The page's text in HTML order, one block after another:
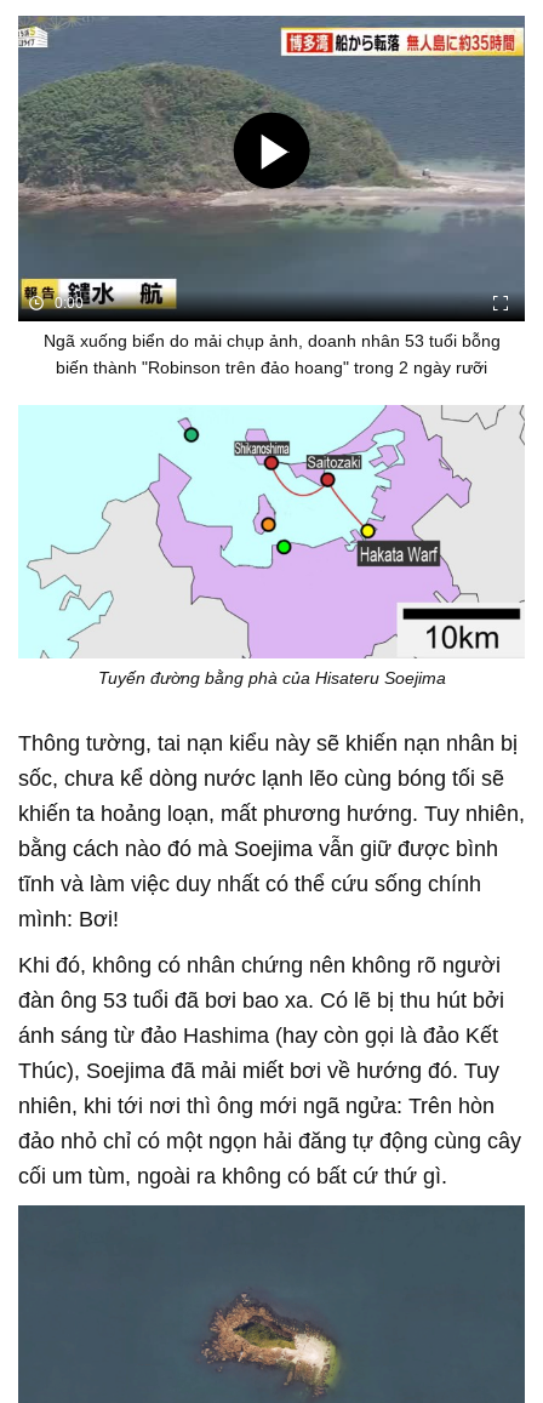
0:00
Ngã xuống biển do mải chụp ảnh, doanh nhân 53 tuổi bỗng
biến thành "Robinson trên đảo hoang" trong 2 ngày rưỡi
Tuyến đường bằng phà của Hisateru Soejima
Thông tường, tai nạn kiểu này sẽ khiến nạn nhân bị
sốc, chưa kể dòng nước lạnh lẽo cùng bóng tối sẽ
khiến ta hoảng loạn, mất phương hướng. Tuy nhiên,
bằng cách nào đó mà Soejima vẫn giữ được bình
tĩnh và làm việc duy nhất có thể cứu sống chính
mình: Bơi!
Khi đó, không có nhân chứng nên không rõ người
đàn ông 53 tuổi đã bơi bao xa. Có lẽ bị thu hút bởi
ánh sáng từ đảo Hashima (hay còn gọi là đảo Kết
Thúc), Soejima đã mải miết bơi về hướng đó. Tuy
nhiên, khi tới nơi thì ông mới ngã ngửa: Trên hòn
đảo nhỏ chỉ có một ngọn hải đăng tự động cùng cây
cối um tùm, ngoài ra không có bất cứ thứ gì.